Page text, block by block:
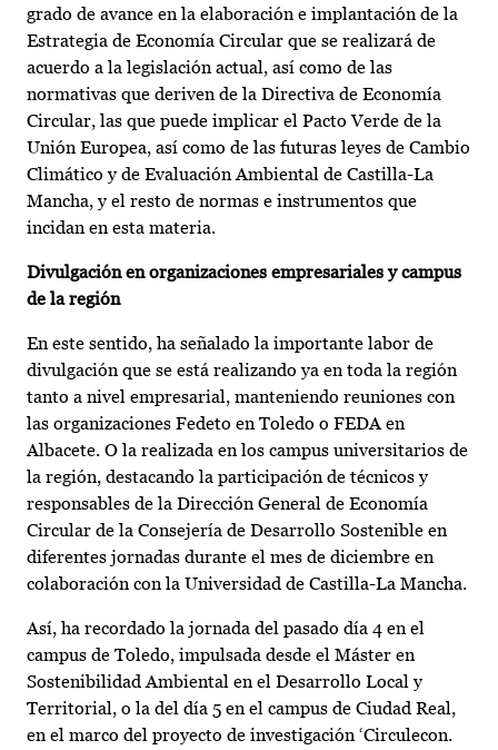
grado de avance en la elaboración e implantación de la
Estrategia de Economía Circular que se realizará de
acuerdo a la legislación actual, así como de las
normativas que deriven de la Directiva de Economía
Circular, las que puede implicar el Pacto Verde de la
Unión Europea, así como de las futuras leyes de Cambio
Climático y de Evaluación Ambiental de Castilla-La
Mancha, y el resto de normas e instrumentos que
incidan en esta materia.
Divulgación en organizaciones empresariales y campus
de la región
En este sentido, ha señalado la importante labor de
divulgación que se está realizando ya en toda la región
tanto a nivel empresarial, manteniendo reuniones con
las organizaciones Fedeto en Toledo o FEDA en
Albacete. O la realizada en los campus universitarios de
la región, destacando la participación de técnicos y
responsables de la Dirección General de Economía
Circular de la Consejería de Desarrollo Sostenible en
diferentes jornadas durante el mes de diciembre en
colaboración con la Universidad de Castilla-La Mancha.
Así, ha recordado la jornada del pasado día 4 en el
campus de Toledo, impulsada desde el Máster en
Sostenibilidad Ambiental en el Desarrollo Local y
Territorial, o la del día 5 en el campus de Ciudad Real,
en el marco del proyecto de investigación ‘Circulecon.